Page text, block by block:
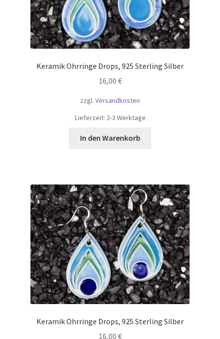
Keramik Ohrringe Drops, 925 Sterling Silber
16,00 €
zzgl. Versandkosten
Lieferzeit: 2-3 Werktage
In den Warenkorb
Keramik Ohrringe Drops, 925 Sterling Silber
16,00 €